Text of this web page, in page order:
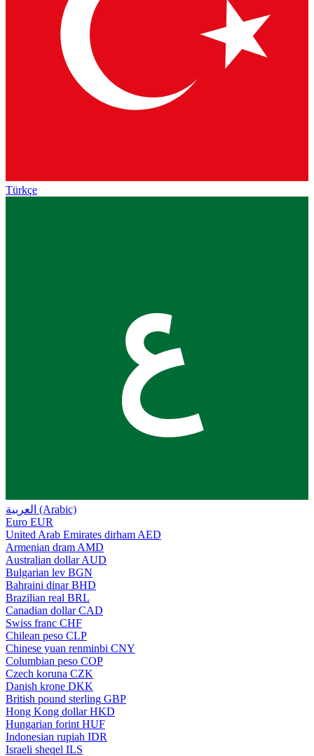
Türkçe
ع
العربية (Arabic)
Euro EUR
United Arab Emirates dirham AED
Armenian dram AMD
Australian dollar AUD
Bulgarian lev BGN
Bahraini dinar BHD
Brazilian real BRL
Canadian dollar CAD
Swiss franc CHF
Chilean peso CLP
Chinese yuan renminbi CNY
Columbian peso COP
Czech koruna CZK
Danish krone DKK
British pound sterling GBP
Hong Kong dollar HKD
Hungarian forint HUF
Indonesian rupiah IDR
Israeli sheqel ILS